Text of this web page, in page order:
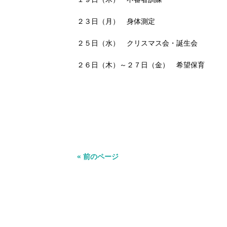
２３日（月） 身体測定
２５日（水） クリスマス会・誕生会
２６日（木）～２７日（金） 希望保育
« 前のページ